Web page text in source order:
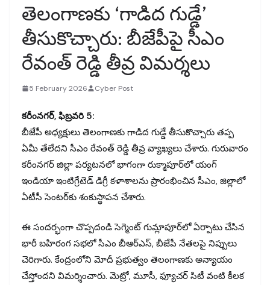
తెలంగాణకు ‘గాడిద గుడ్డే’
తీసుకొచ్చారు: బీజేపీపై సీఎం
రేవంత్ రెడ్డి తీవ్ర విమర్శలు
5 February 2026 Cyber Post
కరీంనగర్, ఫిబ్రవరి 5:
బీజేపీ అధ్యక్షులు తెలంగాణకు గాడిద గుడ్డే తీసుకొచ్చారు తప్ప
ఏమీ తేలేదని సీఎం రేవంత్ రెడ్డి తీవ్ర వ్యాఖ్యలు చేశారు. గురువారం
కరీంనగర్ జిల్లా పర్యటనలో భాగంగా రుక్మాపూర్‌లో యంగ్
ఇండియా ఇంటిగ్రేటెడ్ డిగ్రీ కళాశాలను ప్రారంభించిన సీఎం, జిల్లాలో
ఏటీసీ సెంటర్‌కు శంకుస్థాపన చేశారు.
ఈ సందర్భంగా చొప్పదండి సెగ్మెంట్ గుమ్లాపూర్‌లో ఏర్పాటు చేసిన
భారీ బహిరంగ సభలో సీఎం బీఆర్‌ఎస్, బీజేపీ నేతలపై నిప్పులు
చెరిగారు. కేంద్రంలోని మోదీ ప్రభుత్వం తెలంగాణకు అన్యాయం
చేస్తోందని విమర్శించారు. మెట్రో, మూసీ, ఫ్యూచర్ సిటీ వంటి కీలక